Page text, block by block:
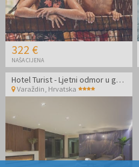
322 €
NAŠA CIJENA
Hotel Turist - Ljetni odmor u gradu
Varaždin Hrvatska